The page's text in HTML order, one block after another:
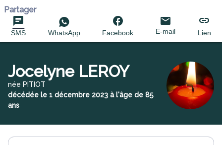
Partager
SMS WhatsApp Facebook E-mail Lien
Jocelyne LEROY
née PITIOT
décédée le 1 décembre 2023 à l'âge de 85
ans